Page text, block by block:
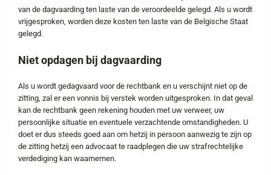
van de dagvaarding ten laste van de veroordeelde gelegd. Als u wordt
vrijgesproken, worden deze kosten ten laste van de Belgische Staat
gelegd.
Niet opdagen bij dagvaarding
Als u wordt gedagvaard voor de rechtbank en u verschijnt niet op de
zitting, zal er een vonnis bij verstek worden uitgesproken. In dat geval
kan de rechtbank geen rekening houden met uw verweer, uw
persoonlijke situatie en eventuele verzachtende omstandigheden. U
doet er dus steeds goed aan om hetzij in persoon aanwezig te zijn op
de zitting hetzij een advocaat te raadplegen die uw strafrechtelijke
verdediging kan waarnemen.